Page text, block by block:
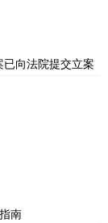
向法院提交立案
南